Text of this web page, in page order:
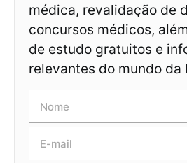
médica, revalidação de
concursos médicos,
de estudo gratuitos e
relevantes do mundo da